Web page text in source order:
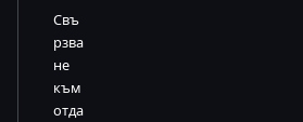
Свъ
рзва
не
към
отда